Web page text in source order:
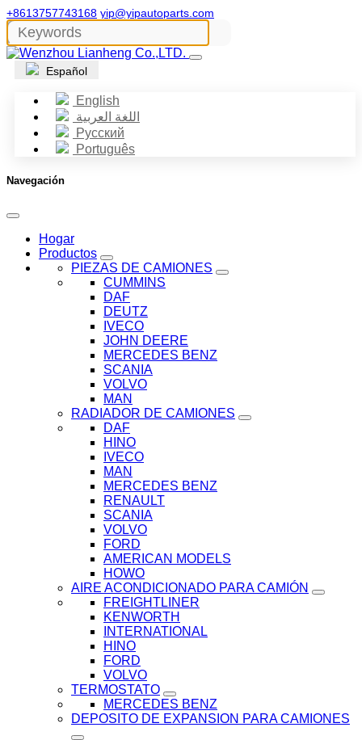
+8613757743168 yip@yipautoparts.com
Español
English
اللغة العربية
Русский
Português
Navegación
Hogar
Productos
PIEZAS DE CAMIONES
CUMMINS
DAF
DEUTZ
IVECO
JOHN DEERE
MERCEDES BENZ
SCANIA
VOLVO
MAN
RADIADOR DE CAMIONES
DAF
HINO
IVECO
MAN
MERCEDES BENZ
RENAULT
SCANIA
VOLVO
FORD
AMERICAN MODELS
HOWO
AIRE ACONDICIONADO PARA CAMIÓN
FREIGHTLINER
KENWORTH
INTERNATIONAL
HINO
FORD
VOLVO
TERMOSTATO
MERCEDES BENZ
DEPOSITO DE EXPANSION PARA CAMIONES